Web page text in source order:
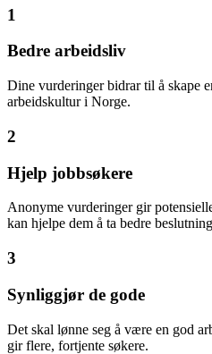
1
Bedre arbeidsliv
Dine vurderinger bidrar til å skape
arbeidskultur i Norge.
2
Hjelp jobbsøkere
Anonyme vurderinger gir
kan hjelpe dem å ta bedre
3
Synliggjør de gode
Det skal lønne seg å være en god
gir flere, fortjente søkere.